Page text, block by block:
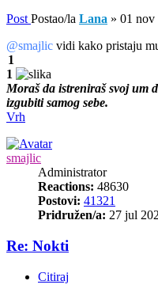
Post Postao/la Lana » 01 nov
@smajlic vidi kako pristaju
1
1
Moraš da istreniraš svoj um
izgubiti samog sebe.
Vrh
smajlic
Administrator
Reactions: 48630
Postovi: 41321
Pridružen/a: 27 jul
Re: Nokti
Citiraj